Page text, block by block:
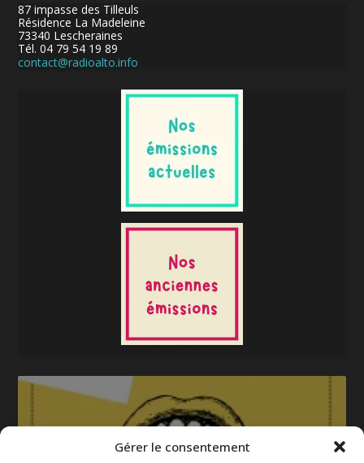
Gérer le consentement
87 impasse des Tilleuls
Résidence La Madeleine
73340 Lescheraines
Tél. 04 79 54 19 89
contact@radioalto.info